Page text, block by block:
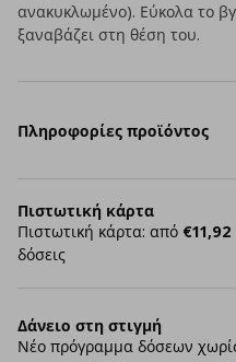
ανακυκλωμένο). Εύκολα το
ξαναβάζει στη θέση του.
Πληροφορίες προϊόντος
Πιστωτική κάρτα
Πιστωτική κάρτα: από
δόσεις
Δάνειο στη στιγμή
Νέο πρόγραμμα δόσεων